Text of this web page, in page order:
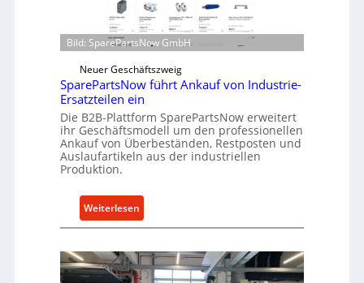
d
i
r
t
e
A
n
t
i
e
b
e
n
t
w
i
c
k
e
l
t
0
-
l
a
Bild: SparePartsNow GmbH
Neuer Geschäftszweig
SparePartsNow führt Ankauf von Industrie-
Ersatzteilen ein
Die B2B-Plattform SparePartsNow erweitert
ihr Geschäftsmodell um den professionellen
Ankauf von Überbeständen, Restposten und
Auslaufartikeln aus der industriellen
Produktion.
Weiterlesen:
S
a
r